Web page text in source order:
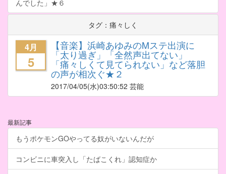
んでした」★６
タグ：痛々しく
4月
5
【音楽】浜崎あゆみのMステ出演に
「太り過ぎ」「全然声出てない」
「痛々しくて見てられない」など落胆
の声が相次ぐ★２
2017/04/05(水)03:50:52 芸能
最新記事
もうポケモンGOやってる奴がいないんだが
コンビニに車突入し「たばこくれ」認知症か